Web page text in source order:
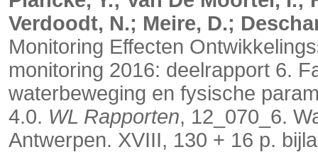
Verdoodt, N.; Meire, D.;
Monitoring Effecten
monitoring 2016: deelrapport 6.
waterbeweging en fysische
4.0. WL Rapporten, 12_070_6.
Antwerpen. XVIII, 130 + 16 p.